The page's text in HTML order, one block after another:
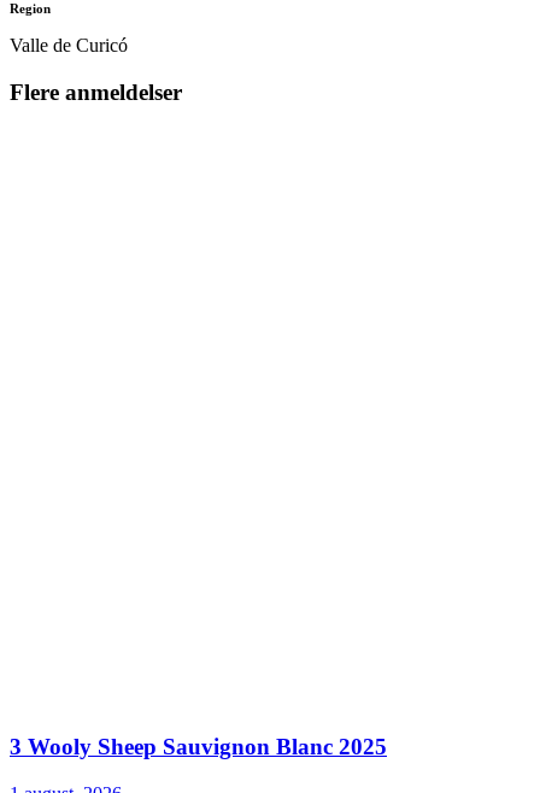
Region
Valle de Curicó
Flere anmeldelser
3 Wooly Sheep Sauvignon Blanc 2025